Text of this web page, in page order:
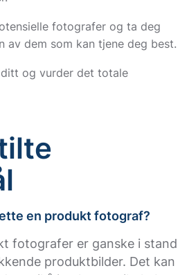
fotografer og ta deg
av dem som kan tjene deg best.
og vurder det totale
en produkt fotograf?
fotografer er ganske i stand
produktbilder. Det kan